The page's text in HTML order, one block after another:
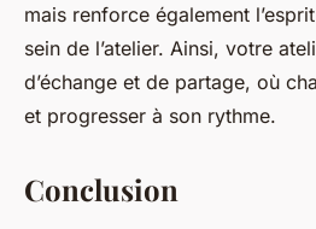
mais renforce également
sein de l’atelier. Ainsi, votre
d’échange et de partage, où
et progresser à son rythme.
Conclusion